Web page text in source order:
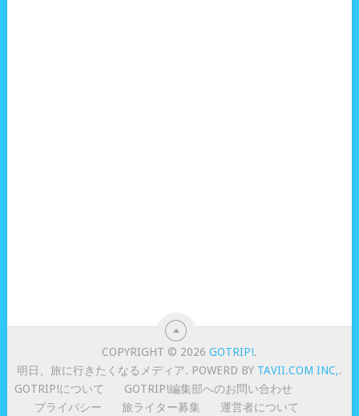
COPYRIGHT © 2026GOTRIP!.
明日、旅に行きたくなるメディア. POWERD BY TAVII.COM INC,.
GOTRIP!について
GOTRIP!編集部へのお問い合わせ
プライバシー
旅ライター募集 運営者について